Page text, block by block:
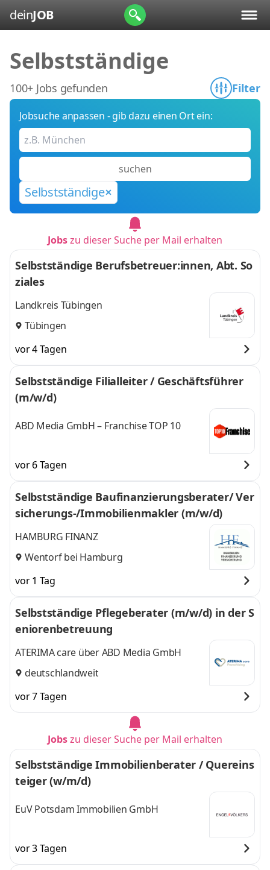
deinJOB
Selbstständige
100+ Jobs gefunden Filter
Jobsuche anpassen - gib dazu einen Ort ein:
suchen
Selbstständige
Jobszu dieser Suche per Mail erhalten
Selbstständige Berufsbetreuer:innen, Abt. So
ziales
Landkreis Tübingen
Tübingen
vor 4 Tagen
Selbstständige Filialleiter / Geschäftsführer
(m/w/d)
ABD Media GmbH – Franchise TOP 10
vor 6 Tagen
Selbstständige Baufinanzierungsberater/ Ver
sicherungs-/Immobilienmakler (m/w/d)
HAMBURG FINANZ
Wentorf bei Hamburg
vor 1 Tag
Selbstständige Pflegeberater (m/w/d) in der S
eniorenbetreuung
ATERIMA care über ABD Media GmbH
deutschlandweit
vor 7 Tagen
Jobszu dieser Suche per Mail erhalten
Selbstständige Immobilienberater / Quereins
teiger (w/m/d)
EuV Potsdam Immobilien GmbH
vor 3 Tagen